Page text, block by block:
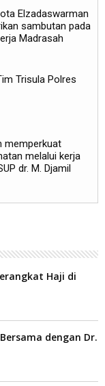
Elzadaswarman
sambutan pada
Madrasah
Trisula Polres
memperkuat
melalui kerja
dr. M. Djamil
Haji di
dengan Dr.